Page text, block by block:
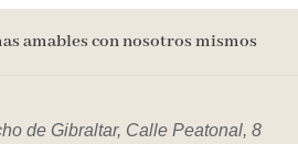
amables con nosotros mismos
de Gibraltar, Calle Peatonal, 8